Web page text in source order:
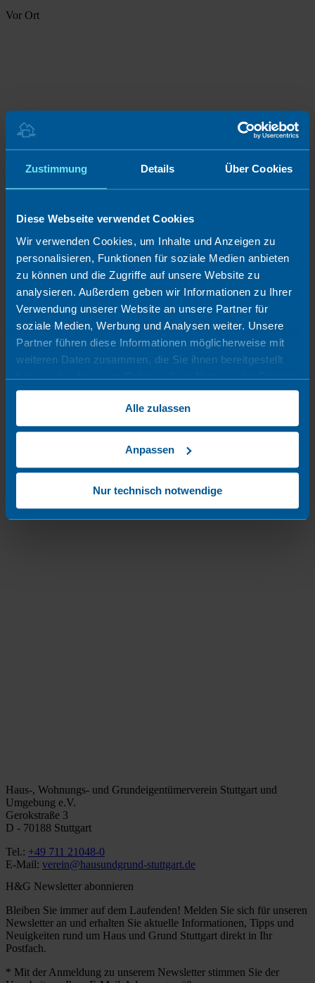
Zustimmung Details Über Cookies
Diese Webseite verwendet Cookies
Wir verwenden Cookies, um Inhalte und Anzeigen zu
personalisieren, Funktionen für soziale Medien anbieten
zu können und die Zugriffe auf unsere Website zu
analysieren. Außerdem geben wir Informationen zu Ihrer
Verwendung unserer Website an unsere Partner für
soziale Medien, Werbung und Analysen weiter. Unsere
Partner führen diese Informationen möglicherweise mit
weiteren Daten zusammen, die Sie ihnen bereitgestellt
haben oder die sie im Rahmen Ihrer Nutzung der Dienste
gesammelt haben.
Alle zulassen
Anpassen
Nur technisch notwendige
Vor Ort
Haus-, Wohnungs- und Grundeigentümerverein Stuttgart und
Umgebung e.V.
Gerokstraße 3
D - 70188 Stuttgart
Tel.: +49 711 21048-0
E-Mail: verein@hausundgrund-stuttgart.de
H&G Newsletter abonnieren
Bleiben Sie immer auf dem Laufenden! Melden Sie sich für unseren
Newsletter an und erhalten Sie aktuelle Informationen, Tipps und
Neuigkeiten rund um Haus und Grund Stuttgart direkt in Ihr
Postfach.
* Mit der Anmeldung zu unserem Newsletter stimmen Sie der